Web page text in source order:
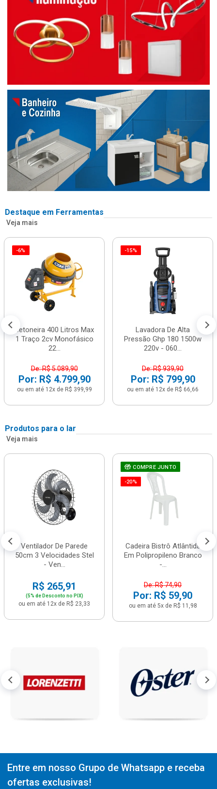
Destaque em Ferramentas
Veja mais
-6%
Betoneira 400 Litros Max
1 Traço 2cv Monofásico
22...
De: R$ 5.089,90
Por: R$ 4.799,90
ou em até 12x de R$ 399,99
-15%
Lavadora De Alta
Pressão Ghp 180 1500w
220v - 060...
De: R$ 939,90
Por: R$ 799,90
ou em até 12x de R$ 66,66
Produtos para o lar
Veja mais
Ventilador De Parede
50cm 3 Velocidades Stel
- Ven...
R$ 265,91
(5% de Desconto no PIX)
ou em até 12x de R$ 23,33
COMPRE JUNTO
-20%
Cadeira Bistrô Atlântida
Em Polipropileno Branco
-...
De: R$ 74,90
Por: R$ 59,90
ou em até 5x de R$ 11,98
Entre em nosso Grupo de Whatsapp e receba
ofertas exclusivas!